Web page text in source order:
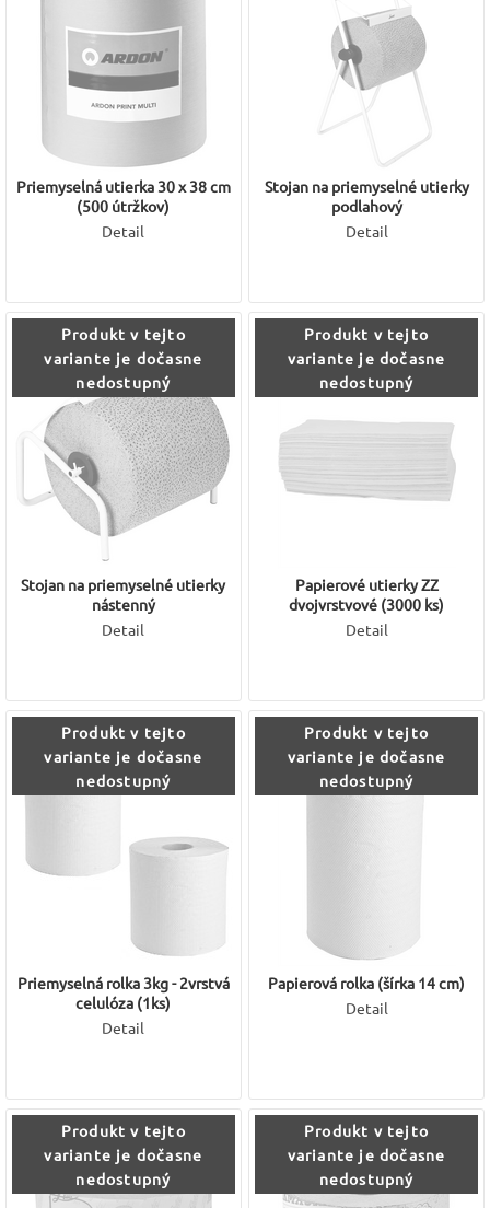
Priemyselná utierka 30 x 38 cm
(500 útržkov)
Detail
Stojan na priemyselné utierky
podlahový
Detail
Produkt v tejto
variante je dočasne
nedostupný
Stojan na priemyselné utierky
nástenný
Detail
Produkt v tejto
variante je dočasne
nedostupný
Papierové utierky ZZ
dvojvrstvové (3000 ks)
Detail
Produkt v tejto
variante je dočasne
nedostupný
Priemyselná rolka 3kg - 2vrstvá
celulóza (1ks)
Detail
Produkt v tejto
variante je dočasne
nedostupný
Papierová rolka (šírka 14 cm)
Detail
Produkt v tejto
variante je dočasne
nedostupný
Produkt v tejto
variante je dočasne
nedostupný